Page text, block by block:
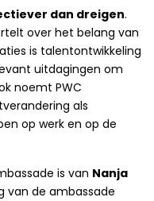
dan dreigen.
over het belang van
is talentontwikkeling
uitdagingen om
noemt PWC
als
op werk en op de
is van Nanja
van de ambassade